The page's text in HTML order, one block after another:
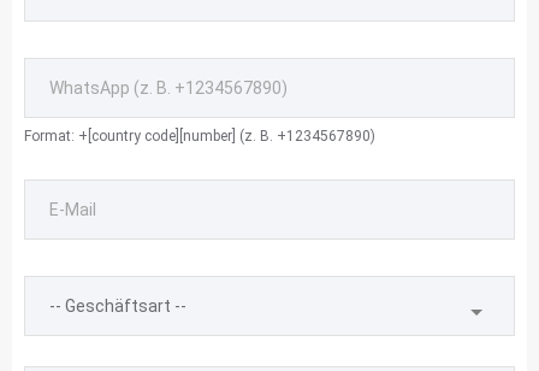
Format: +[country code][number] (z. B. +1234567890)